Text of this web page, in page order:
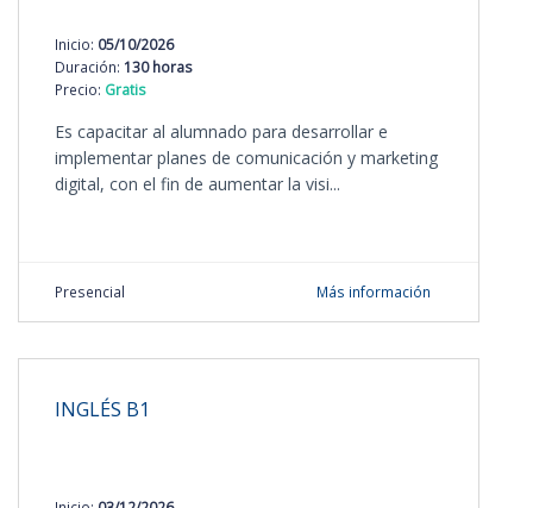
Inicio: 05/10/2026
Duración: 130 horas
Precio: Gratis
Es capacitar al alumnado para desarrollar e
implementar planes de comunicación y marketing
digital, con el fin de aumentar la visi...
Presencial Más información
INGLÉS B1